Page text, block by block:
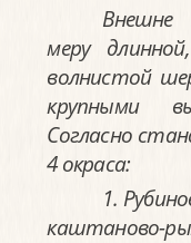
Внешне
меру
волнистой
крупными
Согласно
4 окраса:
1.
каштаново-